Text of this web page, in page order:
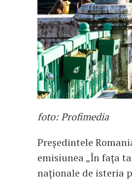
foto: Profimedia
Președintele
emisiunea „În fața
naționale de isteria